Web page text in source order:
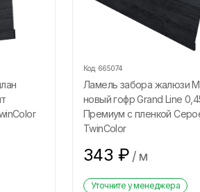
Код: 665074
Ламель забора жалюзи
новый гофр Grand Line
Премиум с пленкой
TwinColor
343 ₽ / м
Уточните у менеджера